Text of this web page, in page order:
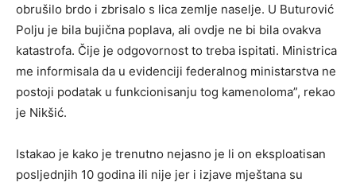
obrušilo brdo i zbrisalo s lica zemlje naselje. U Buturović
Polju je bila bujična poplava, ali ovdje ne bi bila ovakva
katastrofa. Čije je odgovornost to treba ispitati. Ministrica
me informisala da u evidenciji federalnog ministarstva ne
postoji podatak u funkcionisanju tog kamenoloma”, rekao
je Nikšić.
Istakao je kako je trenutno nejasno je li on eksploatisan
posljednjih 10 godina ili nije jer i izjave mještana su